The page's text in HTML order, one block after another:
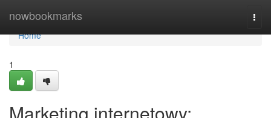
nowbookmarks
Home
Home
1